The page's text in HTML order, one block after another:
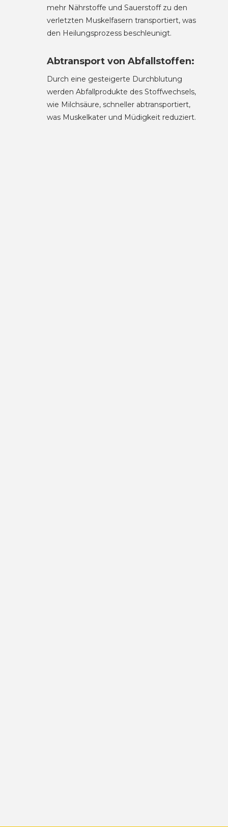
mehr Nährstoffe und Sauerstoff zu den
verletzten Muskelfasern transportiert, was
den Heilungsprozess beschleunigt.
Abtransport von Abfallstoffen:
Durch eine gesteigerte Durchblutung
werden Abfallprodukte des Stoffwechsels,
wie Milchsäure, schneller abtransportiert,
was Muskelkater und Müdigkeit reduziert.